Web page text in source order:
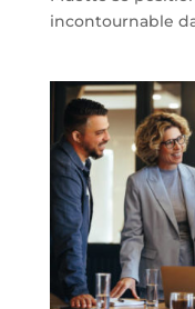
incontournable